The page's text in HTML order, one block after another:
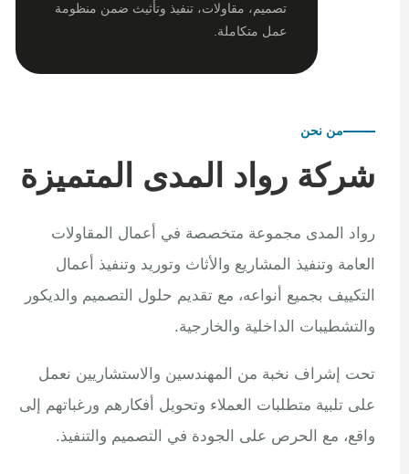
تصميم، مقاولات، تنفيذ وتأثيث ضمن منظومة
عمل متكاملة.
من نحن
شركة رواد المدى المتميزة
رواد المدى مجموعة متخصصة في أعمال المقاولات
العامة وتنفيذ المشاريع والأثاث وتوريد وتنفيذ أعمال
التكييف بجميع أنواعه، مع تقديم حلول التصميم والديكور
والتشطيبات الداخلية والخارجية.
تحت إشراف نخبة من المهندسين والاستشاريين نعمل
على تلبية متطلبات العملاء وتحويل أفكارهم ورغباتهم إلى
واقع، مع الحرص على الجودة في التصميم والتنفيذ.